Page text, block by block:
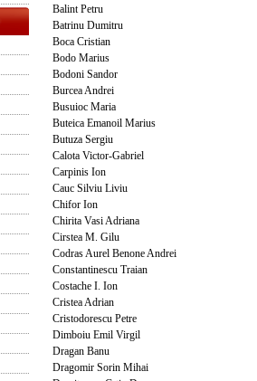
Balint Petru
Batrinu Dumitru
Boca Cristian
Bodo Marius
Bodoni Sandor
Burcea Andrei
Busuioc Maria
Buteica Emanoil Marius
Butuza Sergiu
Calota Victor-Gabriel
Carpinis Ion
Cauc Silviu Liviu
Chifor Ion
Chirita Vasi Adriana
Cirstea M. Gilu
Codras Aurel Benone Andrei
Constantinescu Traian
Costache I. Ion
Cristea Adrian
Cristodorescu Petre
Dimboiu Emil Virgil
Dragan Banu
Dragomir Sorin Mihai